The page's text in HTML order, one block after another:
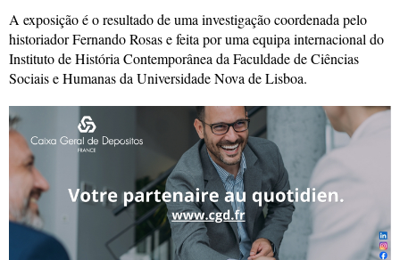
A exposição é o resultado de uma investigação coordenada pelo
historiador Fernando Rosas e feita por uma equipa internacional do
Instituto de História Contemporânea da Faculdade de Ciências
Sociais e Humanas da Universidade Nova de Lisboa.